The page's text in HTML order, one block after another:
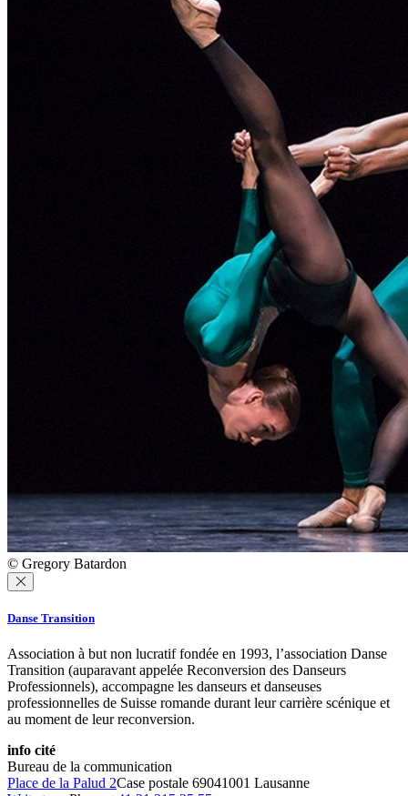
© Gregory Batardon
Danse Transition
Association à but non lucratif fondée en 1993, l’association Danse
Transition (auparavant appelée Reconversion des Danseurs
Professionnels), accompagne les danseurs et danseuses
professionnelles de Suisse romande durant leur carrière scénique et
au moment de leur reconversion.
info cité
Bureau de la communication
Place de la Palud 2Case postale 69041001 Lausanne